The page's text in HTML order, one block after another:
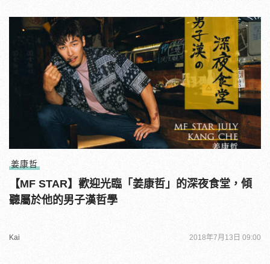
姜康哲
【MF STAR】歡迎光臨「姜康哲」的深夜食堂，傾
聽屬於他的男子漢哲學
Kai 2018年7月13日 09:00